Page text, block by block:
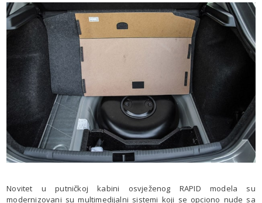
Novitet u putničkoj kabini osvježenog RAPID modela su
modernizovani su multimedijalni sistemi koji se opciono nude sa